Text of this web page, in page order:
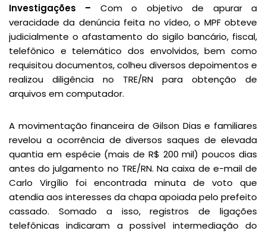
Investigações – Com o objetivo de apurar a
veracidade da denúncia feita no vídeo, o MPF obteve
judicialmente o afastamento do sigilo bancário, fiscal,
telefônico e telemático dos envolvidos, bem como
requisitou documentos, colheu diversos depoimentos e
realizou diligência no TRE/RN para obtenção de
arquivos em computador.
A movimentação financeira de Gilson Dias e familiares
revelou a ocorrência de diversos saques de elevada
quantia em espécie (mais de R$ 200 mil) poucos dias
antes do julgamento no TRE/RN. Na caixa de e-mail de
Carlo Virgílio foi encontrada minuta de voto que
atendia aos interesses da chapa apoiada pelo prefeito
cassado. Somado a isso, registros de ligações
telefônicas indicaram a possível intermediação do